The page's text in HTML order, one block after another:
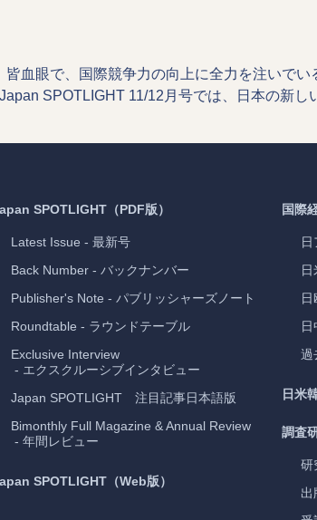
血眼で、国際競争力の向上に全力を注いで
SPOTLIGHT 11/12月号では、日本の新し
JapanSPOTLIGHT
SPOTLIGHT （PDF版）
Latest Issue - 最新号
Back Number - バックナンバー
Publisher's Note - パブリッシャーズノート
Roundtable - ラウンドテーブル
Exclusive Interview
- エクスクルーシブインタビュー
Japan SPOTLIGHT
注目記事日本語版
Bimonthly Full Magazine & Annual Review
- 年間レビュー
SPOTLIGHT （Web版）
国際
日
日
過
日米
調査
研
出